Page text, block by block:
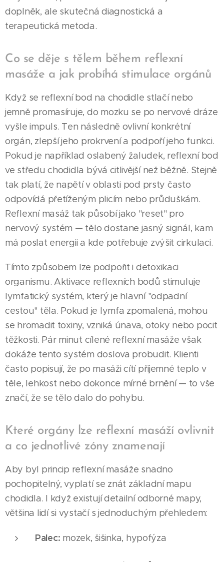
doplněk, ale skutečná diagnostická a
terapeutická metoda.
Co se děje s tělem během reflexní
masáže a jak probíhá stimulace orgánů
Když se reflexní bod na chodidle stlačí nebo
jemně promasíruje, do mozku se po nervové dráze
vyšle impuls. Ten následně ovlivní konkrétní
orgán, zlepší jeho prokrvení a podpoří jeho funkci.
Pokud je například oslabený žaludek, reflexní bod
ve středu chodidla bývá citlivější než běžně. Stejně
tak platí, že napětí v oblasti pod prsty často
odpovídá přetíženým plicím nebo průduškám.
Reflexní masáž tak působí jako "reset" pro
nervový systém — tělo dostane jasný signál, kam
má poslat energii a kde potřebuje zvýšit cirkulaci.
Tímto způsobem lze podpořit i detoxikaci
organismu. Aktivace reflexních bodů stimuluje
lymfatický systém, který je hlavní "odpadní
cestou" těla. Pokud je lymfa zpomalená, mohou
se hromadit toxiny, vzniká únava, otoky nebo pocit
těžkosti. Pár minut cílené reflexní masáže však
dokáže tento systém doslova probudit. Klienti
často popisují, že po masáži cítí příjemné teplo v
těle, lehkost nebo dokonce mírné brnění — to vše
značí, že se tělo dalo do pohybu.
Které orgány lze reflexní masáží ovlivnit
a co jednotlivé zóny znamenají
Aby byl princip reflexní masáže snadno
pochopitelný, vyplatí se znát základní mapu
chodidla. I když existují detailní odborné mapy,
většina lidí si vystačí s jednoduchým přehledem:
Palec: mozek, šišinka, hypofýza